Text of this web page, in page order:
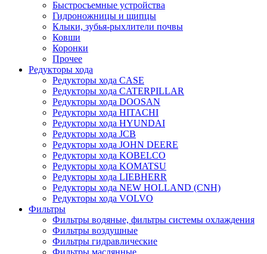
Быстросъемные устройства
Гидроножницы и щипцы
Клыки, зубья-рыхлители почвы
Ковши
Коронки
Прочее
Редукторы хода
Редукторы хода CASE
Редукторы хода CATERPILLAR
Редукторы хода DOOSAN
Редукторы хода HITACHI
Редукторы хода HYUNDAI
Редукторы хода JCB
Редукторы хода JOHN DEERE
Редукторы хода KOBELCO
Редукторы хода KOMATSU
Редукторы хода LIEBHERR
Редукторы хода NEW HOLLAND (CNH)
Редукторы хода VOLVO
Фильтры
Фильтры водяные, фильтры системы охлаждения
Фильтры воздушные
Фильтры гидравлические
Фильтры маслянные